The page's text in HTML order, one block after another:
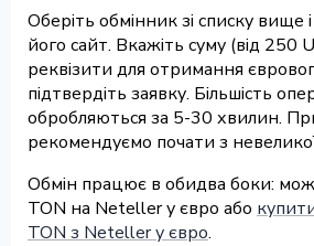
Оберіть обмінник зі списку вище
його сайт. Вкажіть суму (від 250
реквізити для отримання
підтвердіть заявку. Більшість
обробляються за 5-30 хвилин.
рекомендуємо почати з
Обмін працює в обидва боки:
TON на Neteller у євро або
TON з Neteller у євро.